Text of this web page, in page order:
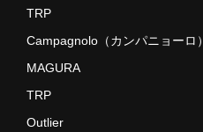
TRP
Campagnolo（カンパニョーロ）
MAGURA
TRP
Outlier